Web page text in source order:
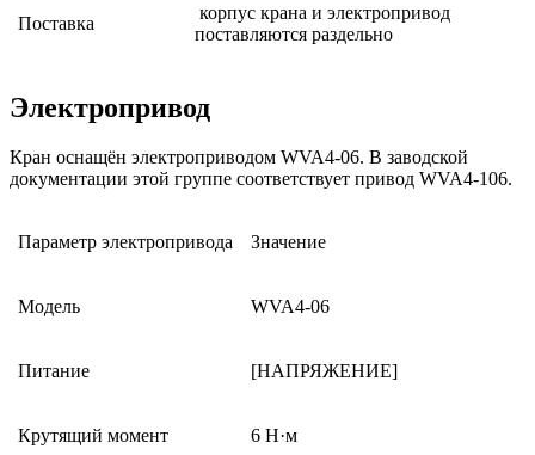
Поставка
корпус крана и электропривод
поставляются раздельно
Электропривод
Кран оснащён электроприводом WVA4-06. В заводской
документации этой группе соответствует привод WVA4-106.
Параметр электропривода Значение
Модель WVA4-06
Питание [НАПРЯЖЕНИЕ]
Крутящий момент 6 Н·м